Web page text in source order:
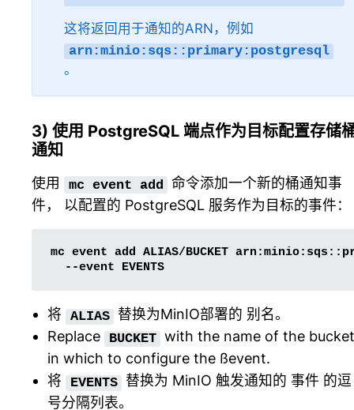
这将返回用于通知的ARN，例如
arn:minio:sqs::primary:postgresql
。
3) 使用 PostgreSQL 端点作为目标配置存储
通知
使用 mc event add
命令添加一个新的桶通知事
件， 以配置的 PostgreSQL 服务作为目标的事件：
mc event add ALIAS/BUCKET
--event
将 ALIAS 替换为MinIO部署的 别名。
Replace
BUCKET with the name of the
in which to configure the ßevent.
将
EVENTS 替换为 MinIO 触发通知的事件 的逗
号分隔列表。